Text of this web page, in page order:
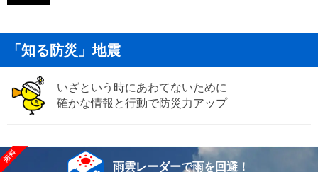
「知る防災」地震
いざという時にあわてないために
確かな情報と行動で防災力アップ
雨雲レーダーで雨を回避！